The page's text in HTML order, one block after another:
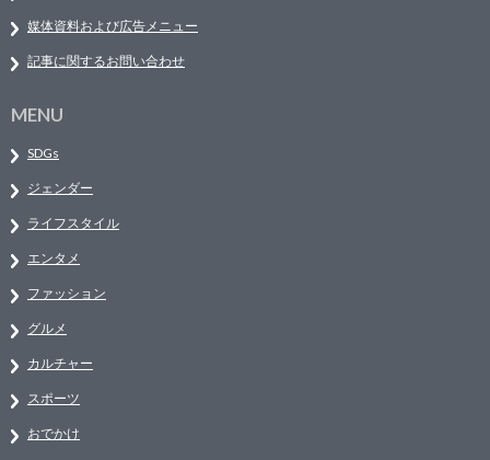
媒体資料および広告メニュー
記事に関するお問い合わせ
MENU
SDGs
ジェンダー
ライフスタイル
エンタメ
ファッション
グルメ
カルチャー
スポーツ
おでかけ